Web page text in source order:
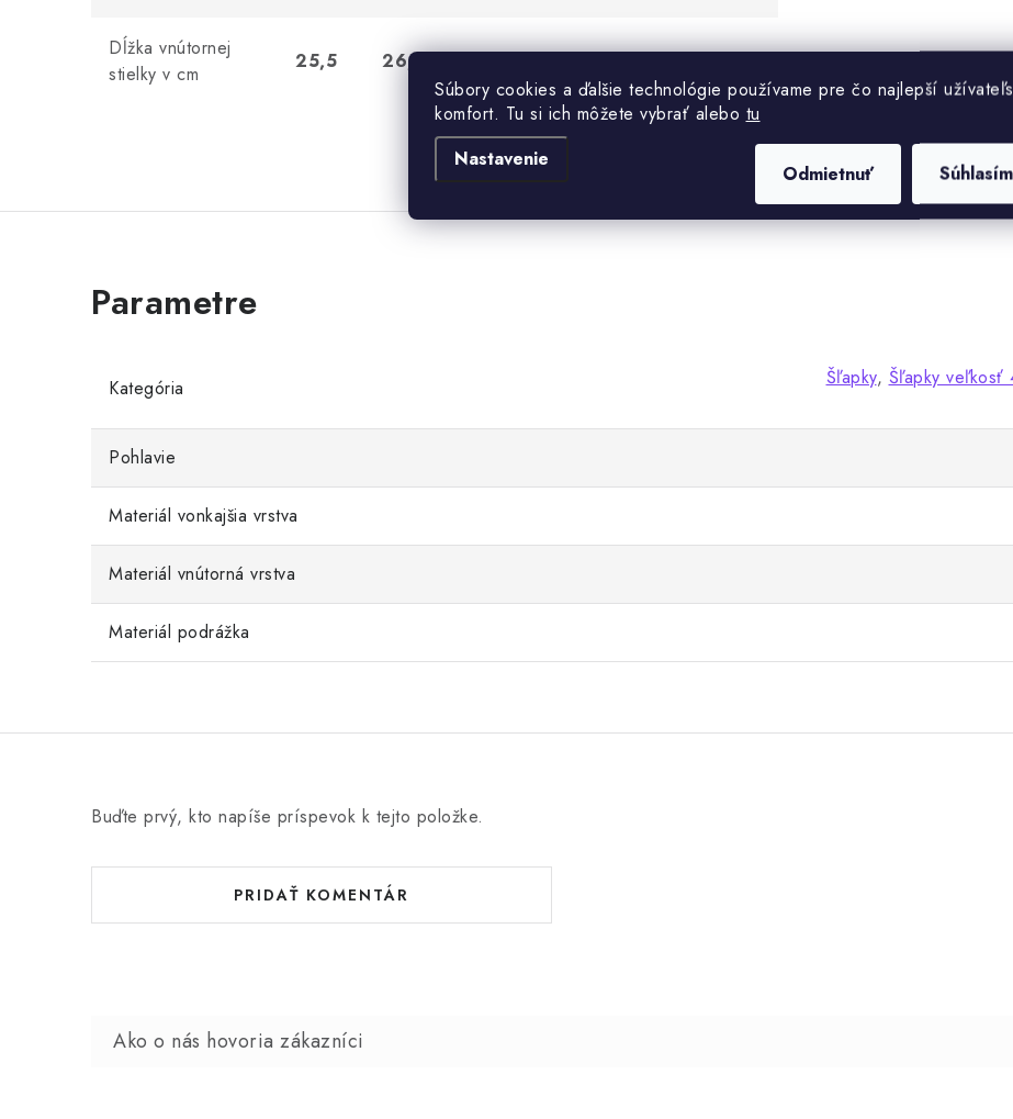
Súbory cookies a ďalšie technológie používame pre čo najlepší
komfort. Tu si ich môžete vybrať alebo tu
Nastavenie
Odmietnuť Súhlasím
Dĺžka vnútornej
stielky v cm
25,5 26,5
Kategória Šľapky, Šľapky veľkosť
Pohlavie
Materiál vonkajšia vrstva
Materiál vnútorná vrstva
Materiál podrážka
Buďte prvý, kto napíše príspevok k tejto položke.
PRIDAŤ KOMENTÁR